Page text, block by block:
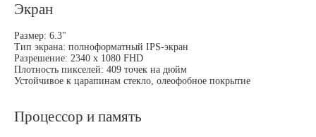
Экран
Размер: 6.3"
Тип экрана: полноформатный IPS-экран
Разрешение: 2340 x 1080 FHD
Плотность пикселей: 409 точек на дюйм
Устойчивое к царапинам стекло, олеофобное покрытие
Процессор и память